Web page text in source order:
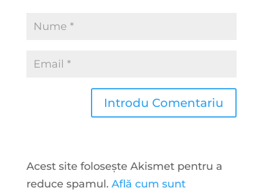
Acest site folosește Akismet pentru a
reduce spamul. Află cum sunt